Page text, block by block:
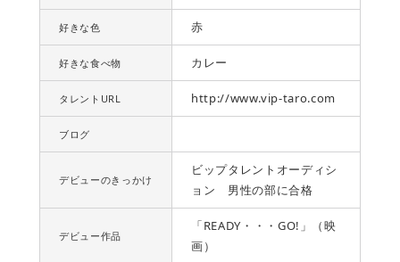
好きな色 赤
好きな食べ物 カレー
タレントURL http://www.vip-taro.com
ブログ
デビューのきっかけ
ビップタレントオーディシ
ョン 男性の部に合格
デビュー作品
「READY・・・GO!」（映
画）